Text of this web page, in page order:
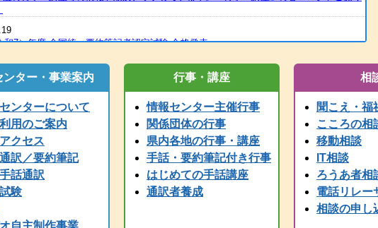
和7）年度 全国統一要約筆記者認定試験 合格発表
手話通訳者養成講座・要約筆記者養成講座の案内をアップしました
度 手話通訳者養成講座（通訳Ⅰ・Ⅱ）の案内を掲載しました。
和7）年度手話通訳者全国統一試験合格発表
11：00時点 電話が復旧いたしました。FAXも、電話開通の時点から、受信が可能と
ます。ご心配な方は、FAXを再送してください。
9：00時点 現在、電話の使用ができません。御用の方は、兵庫県こどものきこえ相談
ンター・事業案内
ンターについて
用のご案内
クセス
訳／要約筆記
話通訳
験
自主制作事業
行事・講座
情報センター主催行事
関係団体の行事
県内各地の行事・講座
手話・要約筆記付き行事
はじめての手話講座
通訳者養成
相
聞こえ・福
こころの相
移動相談
IT相談
ろうあ者相
電話リレー
相談の申し